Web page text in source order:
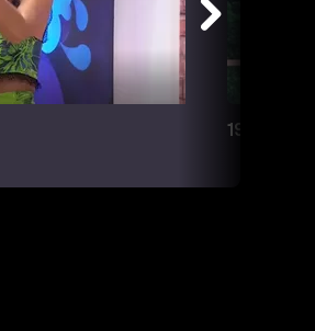
19/03/